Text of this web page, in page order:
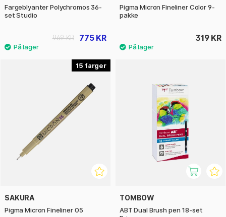
Fargeblyanter Polychromos 36-
set Studio
775 KR
969 KR
Pigma Micron Fineliner Color 9-
pakke
319 KR
15
SAKURA
Pigma Micron Fineliner 05
TOMBOW
ABT Dual Brush pen 18-set